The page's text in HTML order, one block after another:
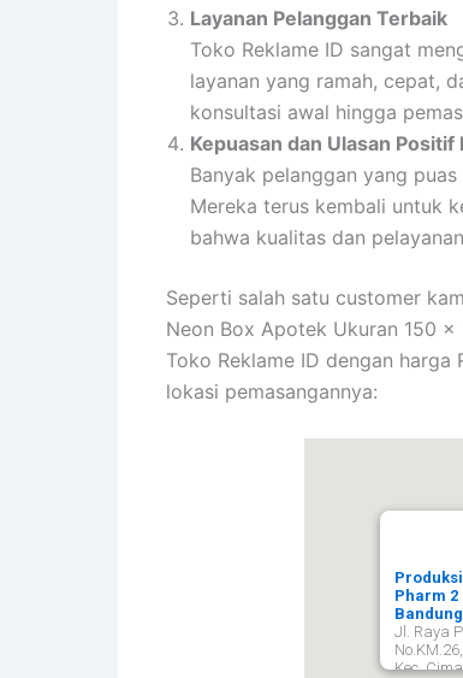
Layanan Pelanggan Terbaik
Toko Reklame ID sangat
layanan yang ramah, cepat,
konsultasi awal hingga
Kepuasan dan Ulasan Positif
Banyak pelanggan yang
Mereka terus kembali untuk
bahwa kualitas dan
Seperti salah satu customer
Neon Box Apotek Ukuran 150
Toko Reklame ID dengan
lokasi pemasangannya:
Pharm 2
Bandung
Jl. Raya
Kec.